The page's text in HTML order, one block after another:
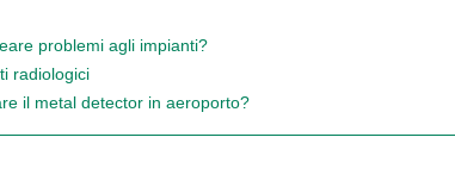
problemi agli impianti?
radiologici
il metal detector in aeroporto?